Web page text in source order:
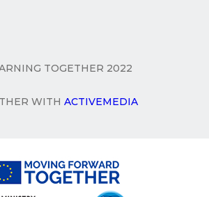
TOGETHER 2022
WITH ACTIVEMEDIA